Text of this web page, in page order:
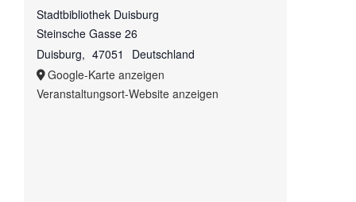
Stadtbibliothek Duisburg
Steinsche Gasse 26
Duisburg, 47051
Deutschland
Google-Karte anzeigen
Veranstaltungsort-Website anzeigen